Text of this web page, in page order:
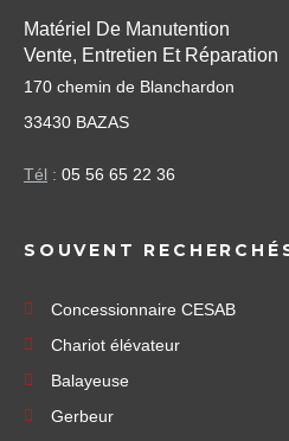
Matériel De Manutention
Vente, Entretien Et Réparation
170 chemin de Blanchardon
33430 BAZAS
Tél : 05 56 65 22 36
SOUVENT
Concessionnaire CESAB
Chariot élévateur
Balayeuse
Gerbeur